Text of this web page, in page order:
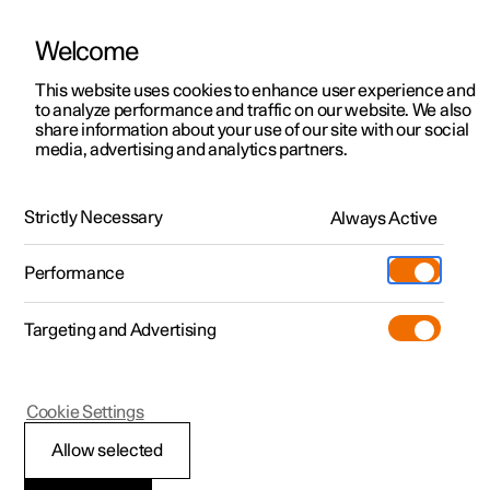
Polestar 2
Polestar 3
Polestar 4
Pre-owned
Shop
Meer
Testrit
Aanbiedingen voor
Testrit
Aanbiedingen voor
Polestar 4 coupé
Ontdek Polestar 4
Testrit
Bekijk onze stockwagens
Aanbiedingen voor
Ontdek Polestar 5
Over pre-owned
Pre-owned aanbiedingen
Aanbiedingen voor particulieren
Aanbiedingen voor
professionelen
Bekijk onze stockwagens
Configureer
Pre-owned
Testrit
Additionals
(Opent in een nieuw venster)
Experiences
Ontmoet ons
Servicepunten
Opladen
Support
HandleidingVideogalerijSoftware-updates
Airbags
Polestar 3
Onderhoud en service
Welcome
This website uses cookies to enhance user experience and
to analyze performance and traffic on our website. We also
share information about your use of our site with our social
media, advertising and analytics partners.
Strictly Necessary Always Active
Performance
Targeting and Advertising
Allow selected
Cookie Settings